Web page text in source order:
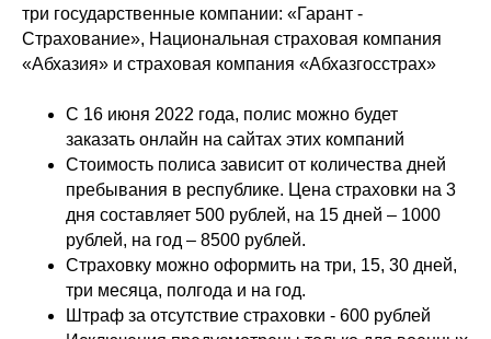
три государственные компании: «Гарант -
Страхование», Национальная страховая компания
«Абхазия» и страховая компания «Абхазгосстрах»
С 16 июня 2022 года, полис можно будет
заказать онлайн на сайтах этих компаний
Стоимость полиса зависит от количества дней
пребывания в республике. Цена страховки на 3
дня составляет 500 рублей, на 15 дней – 1000
рублей, на год – 8500 рублей.
Страховку можно оформить на три, 15, 30 дней,
три месяца, полгода и на год.
Штраф за отсутствие страховки - 600 рублей